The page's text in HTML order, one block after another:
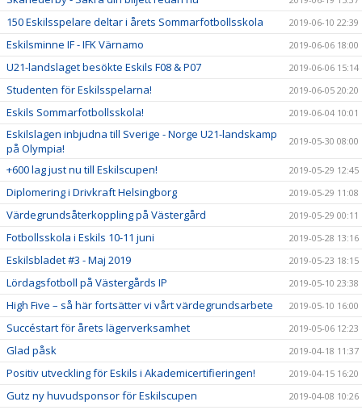
150 Eskilsspelare deltar i årets Sommarfotbollsskola 2019-06-10 22:39
Eskilsminne IF - IFK Värnamo 2019-06-06 18:00
U21-landslaget besökte Eskils F08 & P07 2019-06-06 15:14
Studenten för Eskilsspelarna! 2019-06-05 20:20
Eskils Sommarfotbollsskola! 2019-06-04 10:01
Eskilslagen inbjudna till Sverige - Norge U21-landskamp
på Olympia!
2019-05-30 08:00
+600 lag just nu till Eskilscupen! 2019-05-29 12:45
Diplomering i Drivkraft Helsingborg 2019-05-29 11:08
Värdegrundsåterkoppling på Västergård 2019-05-29 00:11
Fotbollsskola i Eskils 10-11 juni 2019-05-28 13:16
Eskilsbladet #3 - Maj 2019 2019-05-23 18:15
Lördagsfotboll på Västergårds IP 2019-05-10 23:38
High Five – så här fortsätter vi vårt värdegrundsarbete 2019-05-10 16:00
Succéstart för årets lägerverksamhet 2019-05-06 12:23
Glad påsk 2019-04-18 11:37
Positiv utveckling för Eskils i Akademicertifieringen! 2019-04-15 16:20
Gutz ny huvudsponsor för Eskilscupen 2019-04-08 10:26